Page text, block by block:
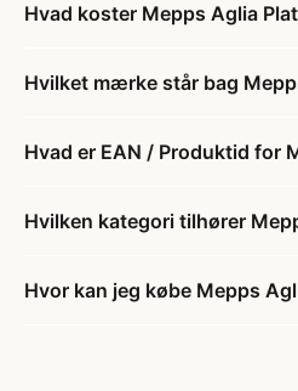
Hvad koster Mepps Aglia
Hvilket mærke står bag
Hvad er EAN / Produktid for
Hvilken kategori tilhører
Hvor kan jeg købe Mepps